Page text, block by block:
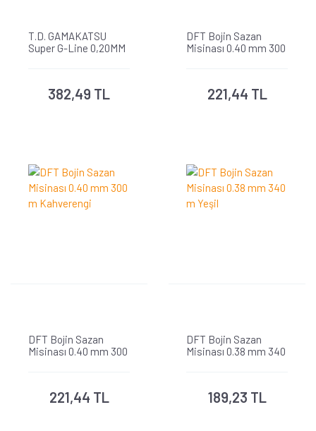
T.D. GAMAKATSU
Super G-Line 0,20MM
382,49 TL
DFT Bojin Sazan
Misinası 0.40 mm 300
221,44 TL
DFT Bojin Sazan
Misinası 0.40 mm 300
221,44 TL
DFT Bojin Sazan
Misinası 0.38 mm 340
189,23 TL